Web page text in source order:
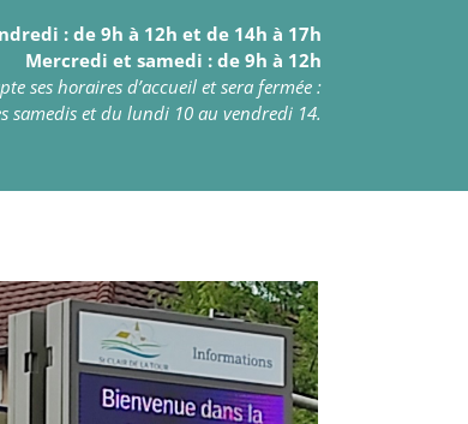
: de 9h à 12h et de 14h à 17h
Mercredi et samedi : de 9h à 12h
ses horaires d’accueil et sera fermée :
samedis et du lundi 10 au vendredi 14.